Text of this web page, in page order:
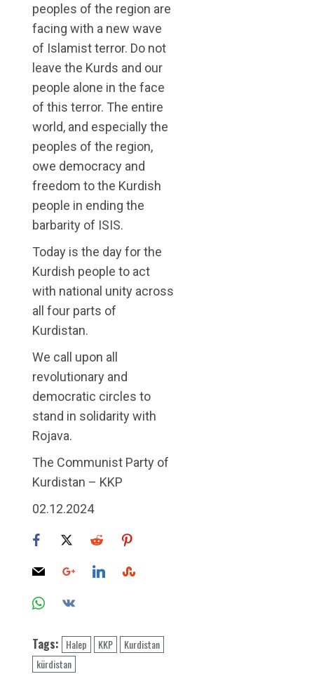
peoples of the region are
facing with a new wave
of Islamist terror. Do not
leave the Kurds and our
people alone in the face
of this terror. The entire
world, and especially the
peoples of the region,
owe democracy and
freedom to the Kurdish
people in ending the
barbarity of ISIS.
Today is the day for the
Kurdish people to act
with national unity across
all four parts of
Kurdistan.
We call upon all
revolutionary and
democratic circles to
stand in solidarity with
Rojava.
The Communist Party of
Kurdistan – KKP
02.12.2024
Tags: Halep KKP
Kurdistan
kürdistan